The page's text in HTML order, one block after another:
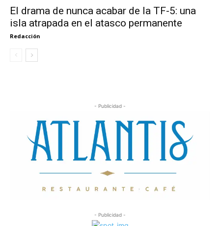
El drama de nunca acabar de la TF-5: una
isla atrapada en el atasco permanente
Redacción
- Publicidad -
- Publicidad -